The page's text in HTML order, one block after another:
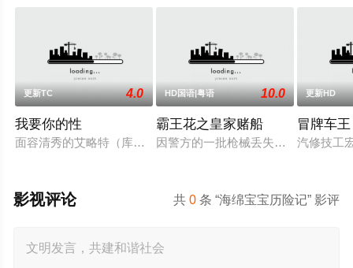
更新TC 4.0
我要你的性
面容清秀的艾略特（库珀·霍夫曼 Cooper Hoffman 饰）在著名
HD国语|粤语 10.0
霸王花之皇家赌船
因警方的一批枪械丢失，飞虎队简sir
更新HD
冒牌车王
汽修技工
共0 条 “海绵宝宝历险记” 影评
影视评论